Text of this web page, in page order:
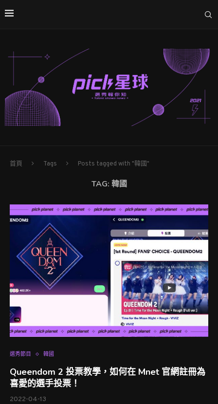
首頁 Tags Posts tagged with "韓國"
TAG: 韓國
選秀節目 韓國
Queendom 2 投票教學，如何在 Mnet 官網註冊為
喜愛的選手投票！
2022-04-13